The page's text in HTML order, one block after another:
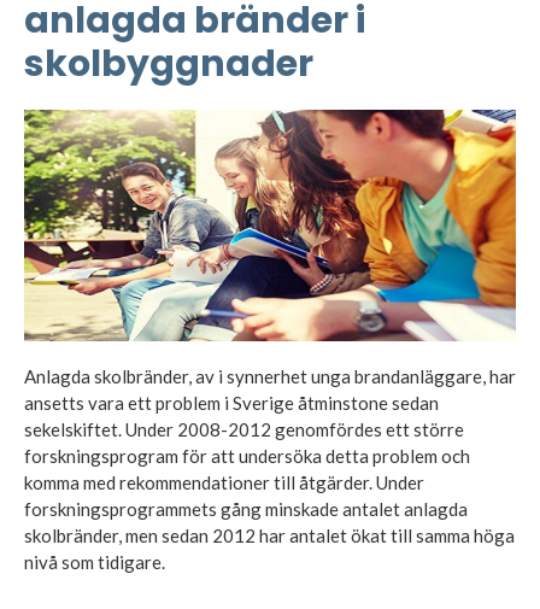
anlagda bränder i
skolbyggnader
Anlagda skolbränder, av i synnerhet unga brandanläggare, har
ansetts vara ett problem i Sverige åtminstone sedan
sekelskiftet. Under 2008-2012 genomfördes ett större
forskningsprogram för att undersöka detta problem och
komma med rekommendationer till åtgärder. Under
forskningsprogrammets gång minskade antalet anlagda
skolbränder, men sedan 2012 har antalet ökat till samma höga
nivå som tidigare.